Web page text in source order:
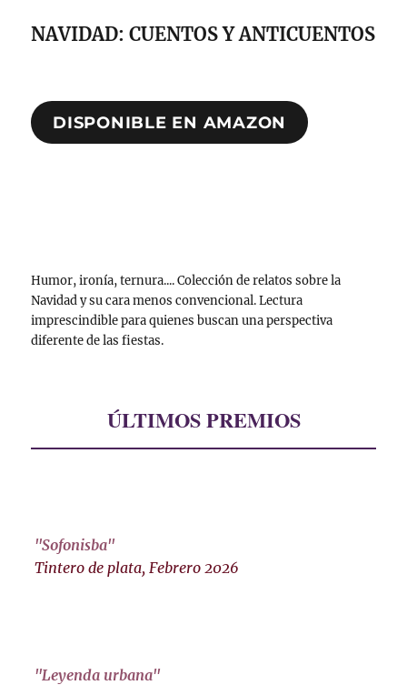
NAVIDAD: CUENTOS Y ANTICUENTOS
DISPONIBLE EN AMAZON
Humor, ironía, ternura.... Colección de relatos sobre la
Navidad y su cara menos convencional. Lectura
imprescindible para quienes buscan una perspectiva
diferente de las fiestas.
ÚLTIMOS PREMIOS
"Sofonisba"
Tintero de plata, Febrero 2026
"Leyenda urbana"